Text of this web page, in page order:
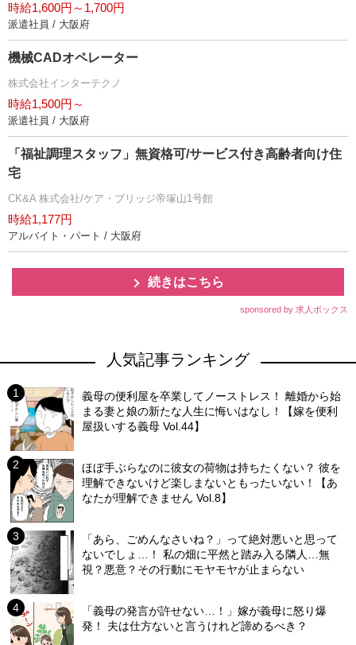
時給1,600円～1,700円
派遣社員 / 大阪府
機械CADオペレーター
株式会社インターテクノ
時給1,500円～
派遣社員 / 大阪府
「福祉調理スタッフ」無資格可/サービス付き高齢者向け住
宅
CK&A 株式会社/ケア・ブリッジ帝塚山1号館
時給1,177円
アルバイト・パート / 大阪府
続きはこちら
sponsored by 求人ボックス
人気記事ランキング
義母の便利屋を卒業してノーストレス！ 離婚から始
まる妻と娘の新たな人生に悔いはなし！【嫁を便利
屋扱いする義母 Vol.44】
ほぼ手ぶらなのに彼女の荷物は持ちたくない？ 彼を
理解できないけど楽しまないともったいない！【あ
なたが理解できません Vol.8】
「あら、ごめんなさいね？」って絶対悪いと思って
ないでしょ…！ 私の畑に平然と踏み入る隣人…無
視？悪意？その行動にモヤモヤが止まらない
「義母の発言が許せない…！」嫁が義母に怒り爆
発！ 夫は仕方ないと言うけれど諦めるべき？